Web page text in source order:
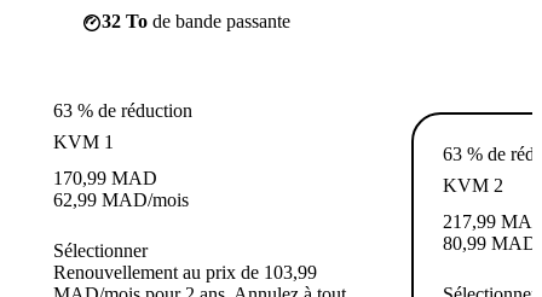
32 To de bande passante
63 % de réduction
KVM 1
170,99 MAD
62,99 MAD/mois
Sélectionner
Renouvellement au prix de 103,99
63 % de
KVM 2
217,99
80,99 MAD